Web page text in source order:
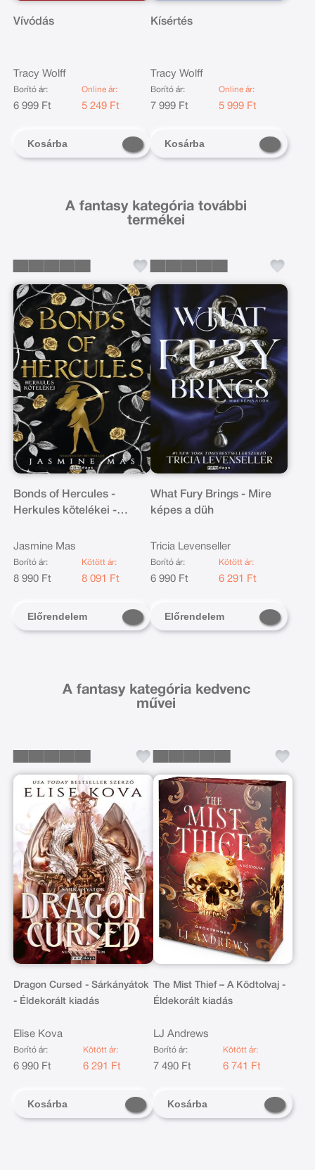
Vívódás
Tracy Wolff
Borító ár:
6 999 Ft
Online ár:
5 249 Ft
Kosárba
Kísértés
Tracy Wolff
Borító ár:
7 999 Ft
Online ár:
5 999 Ft
Kosárba
A fantasy kategória további
termékei
Bonds of Hercules -
Herkules kötelékei -
Jasmine Mas
Borító ár:
8 990 Ft
Kötött ár:
8 091 Ft
Előrendelem
What Fury Brings - Mire
képes a düh
Tricia Levenseller
Borító ár:
6 990 Ft
Kötött ár:
6 291 Ft
Előrendelem
A fantasy kategória kedvenc
művei
Dragon Cursed - Sárkányátok
- Éldekorált kiadás
Elise Kova
Borító ár:
6 990 Ft
Kötött ár:
6 291 Ft
Kosárba
The Mist Thief – A Ködtolvaj -
Éldekorált kiadás
LJ Andrews
Borító ár:
7 490 Ft
Kötött ár:
6 741 Ft
Kosárba